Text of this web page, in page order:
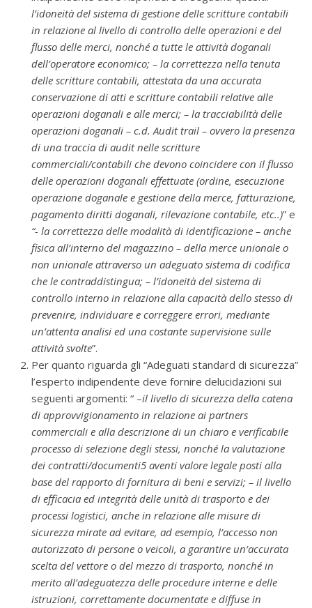
l’idoneità del sistema di gestione delle scritture contabili
in relazione al livello di controllo delle operazioni e del
flusso delle merci, nonché a tutte le attività doganali
dell’operatore economico; – la correttezza nella tenuta
delle scritture contabili, attestata da una accurata
conservazione di atti e scritture contabili relative alle
operazioni doganali e alle merci; – la tracciabilità delle
operazioni doganali – c.d. Audit trail – ovvero la presenza
di una traccia di audit nelle scritture
commerciali/contabili che devono coincidere con il flusso
delle operazioni doganali effettuate (ordine, esecuzione
operazione doganale e gestione della merce, fatturazione,
pagamento diritti doganali, rilevazione contabile, etc..)” e
“- la correttezza delle modalità di identificazione – anche
fisica all’interno del magazzino – della merce unionale o
non unionale attraverso un adeguato sistema di codifica
che le contraddistingua; – l’idoneità del sistema di
controllo interno in relazione alla capacità dello stesso di
prevenire, individuare e correggere errori, mediante
un’attenta analisi ed una costante supervisione sulle
attività svolte”.
Per quanto riguarda gli “Adeguati standard di sicurezza”
l’esperto indipendente deve fornire delucidazioni sui
seguenti argomenti: “ –il livello di sicurezza della catena
di approvvigionamento in relazione ai partners
commerciali e alla descrizione di un chiaro e verificabile
processo di selezione degli stessi, nonché la valutazione
dei contratti/documenti5 aventi valore legale posti alla
base del rapporto di fornitura di beni e servizi; – il livello
di efficacia ed integrità delle unità di trasporto e dei
processi logistici, anche in relazione alle misure di
sicurezza mirate ad evitare, ad esempio, l’accesso non
autorizzato di persone o veicoli, a garantire un’accurata
scelta del vettore o del mezzo di trasporto, nonché in
merito all’adeguatezza delle procedure interne e delle
istruzioni, correttamente documentate e diffuse in